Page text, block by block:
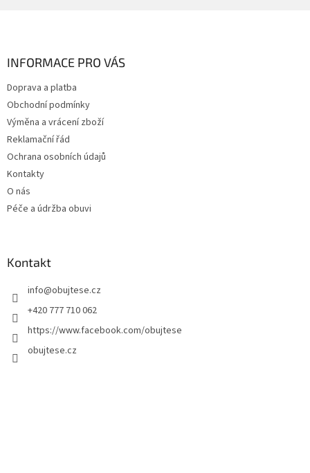
INFORMACE PRO VÁS
Doprava a platba
Obchodní podmínky
Výměna a vrácení zboží
Reklamační řád
Ochrana osobních údajů
Kontakty
O nás
Péče a údržba obuvi
Kontakt
info@obujtese.cz
+420 777 710 062
https://www.facebook.com/obujtese
obujtese.cz